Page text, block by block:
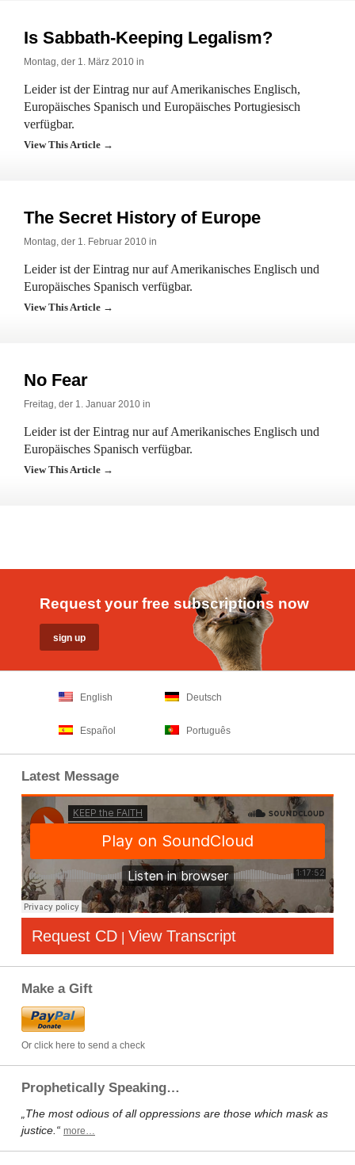
Is Sabbath-Keeping Legalism?
Montag, der 1. März 2010 in
Leider ist der Eintrag nur auf Amerikanisches Englisch,
Europäisches Spanisch und Europäisches Portugiesisch
verfügbar.
View This Article →
The Secret History of Europe
Montag, der 1. Februar 2010 in
Leider ist der Eintrag nur auf Amerikanisches Englisch und
Europäisches Spanisch verfügbar.
View This Article →
No Fear
Freitag, der 1. Januar 2010 in
Leider ist der Eintrag nur auf Amerikanisches Englisch und
Europäisches Spanisch verfügbar.
View This Article →
Request your free subscriptions now
English Deutsch
Español Português
Latest Message
Request CD | View Transcript
Make a Gift
Or click here to send a check
Prophetically Speaking…
„The most odious of all oppressions are those which mask as
justice.“ more…